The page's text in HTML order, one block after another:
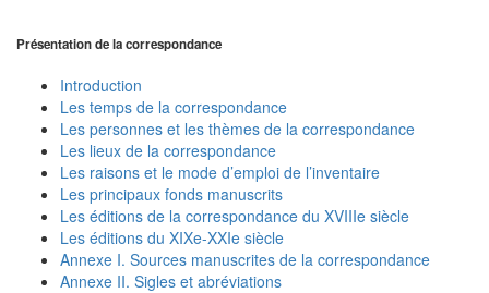
Présentation de la correspondance
Introduction
Les temps de la correspondance
Les personnes et les thèmes de la correspondance
Les lieux de la correspondance
Les raisons et le mode d’emploi de l’inventaire
Les principaux fonds manuscrits
Les éditions de la correspondance du XVIIIe siècle
Les éditions du XIXe-XXIe siècle
Annexe I. Sources manuscrites de la correspondance
Annexe II. Sigles et abréviations